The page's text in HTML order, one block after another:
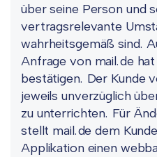
über seine Person und
vertragsrelevante
wahrheitsgemäß sind.
Anfrage von mail.de
bestätigen. Der Kunde
jeweils unverzüglich
zu unterrichten. Für
stellt mail.de dem
Applikation einen